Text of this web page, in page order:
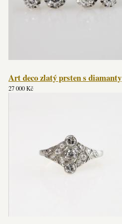
Art deco zlatý prsten s diamanty
27 000 Kč